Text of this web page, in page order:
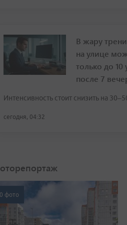
В жару
на улице
только до 10
после 7
Интенсивность стоит снизить на
сегодня, 04:32
фото